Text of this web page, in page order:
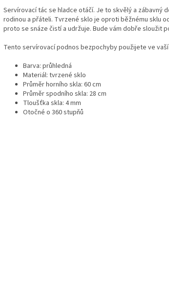
Servírovací tác se hladce otáčí. Je to skvělý a zábavný
rodinou a přáteli. Tvrzené sklo je oproti běžnému sklu
proto se snáze čistí a udržuje. Bude vám dobře sloužit
Tento servírovací podnos bezpochyby použijete ve
Barva: průhledná
Materiál: tvrzené sklo
Průměr horního skla: 60 cm
Průměr spodního skla: 28 cm
Tloušťka skla: 4 mm
Otočné o 360 stupňů